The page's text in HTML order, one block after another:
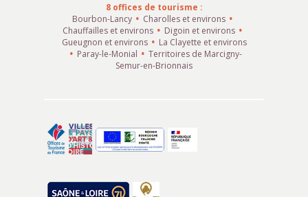
8 offices de tourisme :
Bourbon-Lancy
Charolles et environs
Chauffailles et environs
Digoin et environs
Gueugnon et environs
La Clayette et environs
Paray-le-Monial
Territoires de Marcigny-
Semur-en-Brionnais